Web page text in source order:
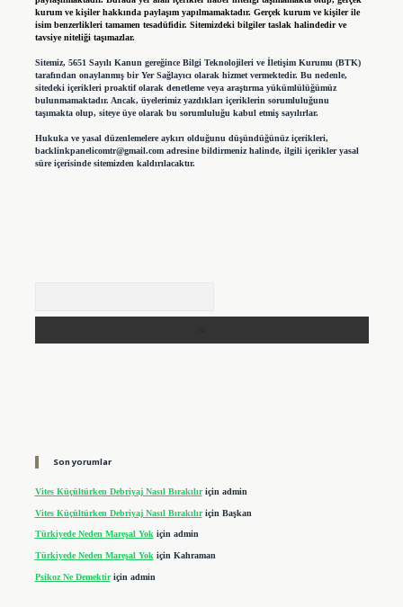
kurum ve kişiler hakkında paylaşım yapılmamaktadır. Gerçek kurum ve kişiler ile
isim benzerlikleri tamamen tesadüfidir. Sitemizdeki bilgiler taslak halindedir ve
tavsiye niteliği taşımazlar.
Sitemiz, 5651 Sayılı Kanun gereğince Bilgi Teknolojileri ve İletişim Kurumu (BTK)
tarafından onaylanmış bir Yer Sağlayıcı olarak hizmet vermektedir. Bu nedenle,
sitedeki içerikleri proaktif olarak denetleme veya araştırma yükümlülüğümüz
bulunmamaktadır. Ancak, üyelerimiz yazdıkları içeriklerin sorumluluğunu
taşımakta olup, siteye üye olarak bu sorumluluğu kabul etmiş sayılırlar.
Hukuka ve yasal düzenlemelere aykırı olduğunu düşündüğünüz içerikleri,
backlinkpanelicomtr@gmail.comadresine bildirmeniz halinde, ilgili içerikler yasal
süre içerisinde sitemizden kaldırılacaktır.
Son yorumlar
Vites Küçültürken Debriyaj Nasıl Bırakılıriçin admin
Vites Küçültürken Debriyaj Nasıl Bırakılıriçin Başkan
Türkiyede Neden Mareşal Yokiçin admin
Türkiyede Neden Mareşal Yok için Kahraman
Psikoz Ne Demektiriçin admin